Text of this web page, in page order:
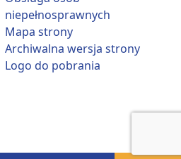
niepełnosprawnych
Mapa strony
Archiwalna wersja strony
Logo do pobrania